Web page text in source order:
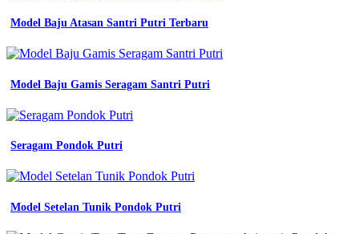
termurah
konveksi
kerja
di
konveksi
seragam
sekolah
Kemeja
Seragam
Kerja
Model Baju Atasan Santri Putri Terbaru
Model Baju Gamis Seragam Santri Putri
Seragam Pondok Putri
Model Setelan Tunik Pondok Putri